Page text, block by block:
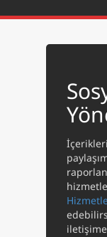
Yayın
Projeler